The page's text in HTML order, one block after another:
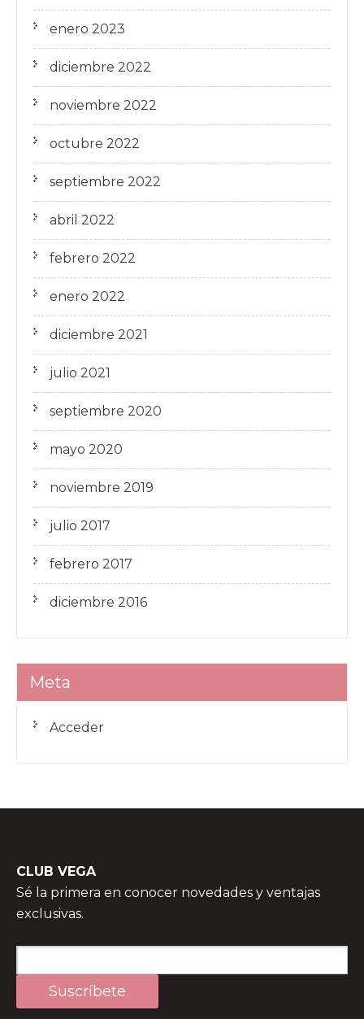
enero 2023
diciembre 2022
noviembre 2022
octubre 2022
septiembre 2022
abril 2022
febrero 2022
enero 2022
diciembre 2021
julio 2021
septiembre 2020
mayo 2020
noviembre 2019
julio 2017
febrero 2017
diciembre 2016
Meta
Acceder
CLUB VEGA
Sé la primera en conocer novedades y ventajas
exclusivas.